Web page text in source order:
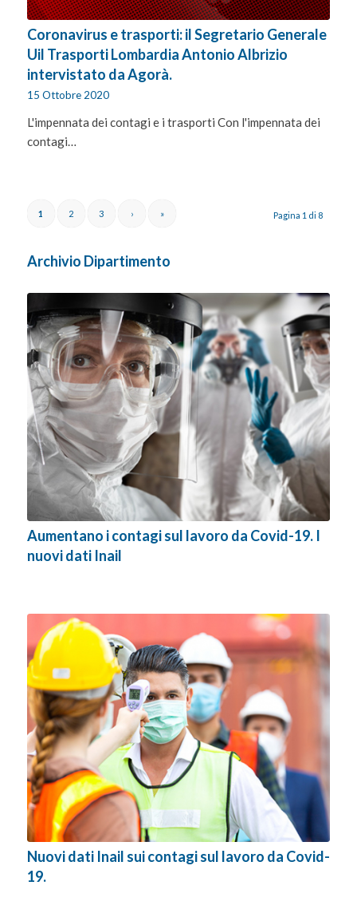
Coronavirus e trasporti: il Segretario Generale
Uil Trasporti Lombardia Antonio Albrizio
intervistato da Agorà.
15 Ottobre 2020
L'impennata dei contagi e i trasporti Con l'impennata dei
contagi…
Pagina 1 di 8
1 2 3 › »
Archivio Dipartimento
Aumentano i contagi sul lavoro da Covid-19. I
nuovi dati Inail
Nuovi dati Inail sui contagi sul lavoro da Covid-
19.